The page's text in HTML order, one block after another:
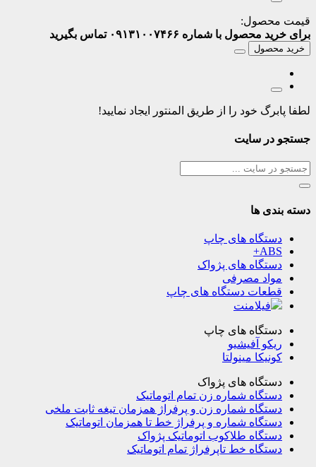
قیمت محصول:
برای خرید محصول با شماره ۰۹۱۳۱۰۰۷۴۶۶ تماس بگیرید
خرید محصول
لطفا پابرگ خود را از طریق المنتور ایجاد نمایید!
جستجو در سایت
دسته بندی ها
دستگاه های چاپ
ABS+
دستگاه های پژواک
مواد مصرفی
قطعات دستگاه های چاپ
فیلامنت
دستگاه های چاپ
ریکو آفیشیو
کونیکا مینولتا
دستگاه های پژواک
دستگاه شماره زن تمام اتوماتیک
دستگاه شماره زن و پرفراژ همزمان تیغه ثابت ملخی
دستگاه شماره و پرفراژ خط تا همزمان اتوماتیک
دستگاه طلاکوب اتوماتیک پژواک
دستگاه خط تاپرفراژ تمام اتوماتیک